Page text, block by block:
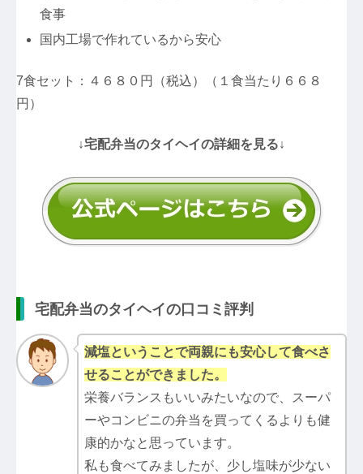
食事
国内工場で作れているから安心
7食セット：４６８０円（税込）（１食当たり６６８
円）
↓宅配弁当のタイヘイの詳細を見る↓
宅配弁当のタイヘイの口コミ評判
減塩ということで両親にも安心して食べさ
せることができました。
栄養バランスもいいみたいなので、スーパ
ーやコンビニの弁当を買ってくるよりも健
康的かなと思っています。
私も食べてみましたが、少し塩味が少ない